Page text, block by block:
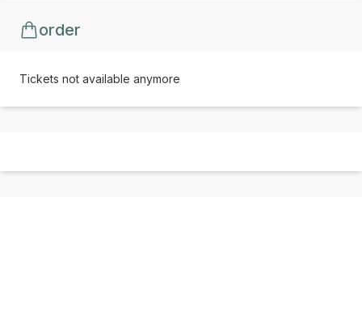
order
Tickets not available anymore